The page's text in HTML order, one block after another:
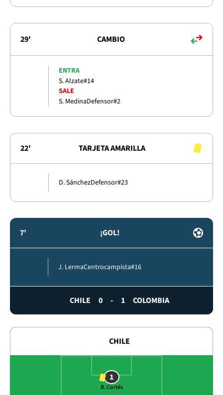
29' CAMBIO
ENTRA
S. Alzate#14
SALE
S. MedinaDefensor#2
22' TARJETA AMARILLA
D. SánchezDefensor#23
7' ¡GOL!
J. LermaCentrocampista#16
CHILE 0 - 1 COLOMBIA
CHILE
1
B. Cortés